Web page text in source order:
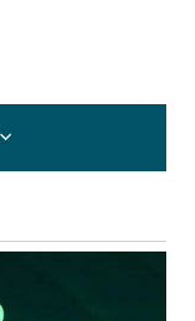
kirjautua